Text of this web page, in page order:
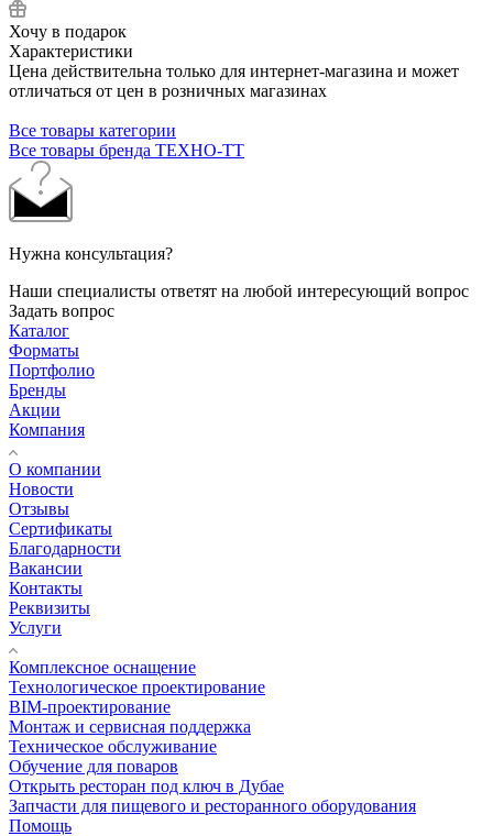
Хочу в подарок
Характеристики
Цена действительна только для интернет-магазина и может
отличаться от цен в розничных магазинах
Все товары категории
Все товары бренда ТЕХНО-ТТ
Нужна консультация?
Наши специалисты ответят на любой интересующий вопрос
Задать вопрос
Каталог
Форматы
Портфолио
Бренды
Акции
Компания
О компании
Новости
Отзывы
Сертификаты
Благодарности
Вакансии
Контакты
Реквизиты
Услуги
Комплексное оснащение
Технологическое проектирование
BIM-проектирование
Монтаж и сервисная поддержка
Техническое обслуживание
Обучение для поваров
Открыть ресторан под ключ в Дубае
Запчасти для пищевого и ресторанного оборудования
Помощь